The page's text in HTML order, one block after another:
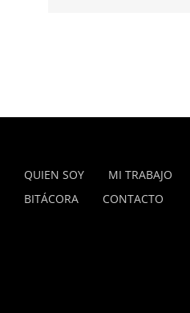
QUIEN SOY MI TRABAJO
BITÁCORA
CONTACTO